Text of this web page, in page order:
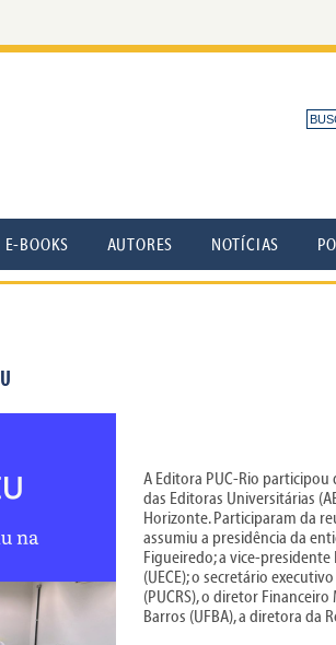
E-BOOKS AUTORES NOTÍCIAS
A Editora PUC-Rio
das Editoras Universitárias
Horizonte. Participaram da
assumiu a presidência da
Figueiredo; a vice-presidente
(UECE); o secretário
(PUCRS), o diretor
Barros (UFBA), a diretora da